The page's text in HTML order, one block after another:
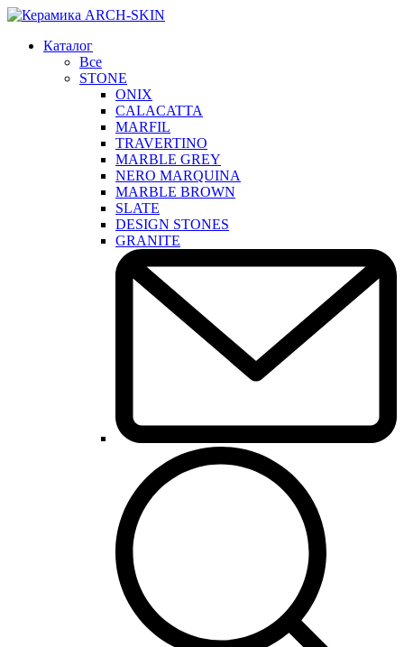
Каталог
Все
STONE
ONIX
CALACATTA
MARFIL
TRAVERTINO
MARBLE GREY
NERO MARQUINA
MARBLE BROWN
SLATE
DESIGN STONES
GRANITE